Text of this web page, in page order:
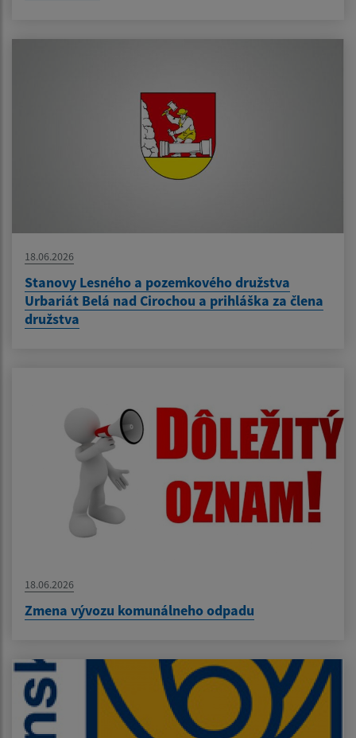
18.06.2026
Stanovy Lesného a pozemkového družstva
Urbariát Belá nad Cirochou a prihláška za člena
družstva
18.06.2026
Zmena vývozu komunálneho odpadu